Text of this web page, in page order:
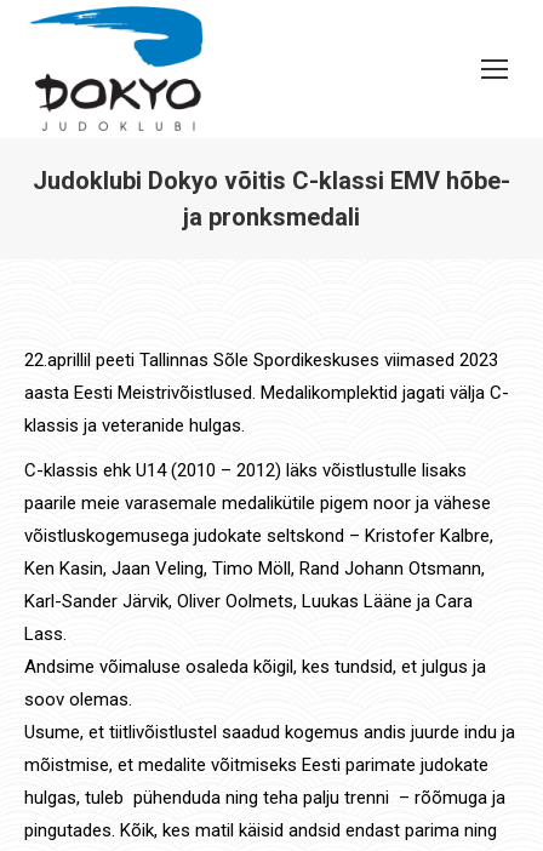
Judoklubi Dokyo võitis C-klassi EMV hõbe-
ja pronksmedali
22.aprillil peeti Tallinnas Sõle Spordikeskuses viimased 2023
aasta Eesti Meistrivõistlused. Medalikomplektid jagati välja C-
klassis ja veteranide hulgas.
C-klassis ehk U14 (2010 – 2012) läks võistlustulle lisaks
paarile meie varasemale medalikütile pigem noor ja vähese
võistluskogemusega judokate seltskond – Kristofer Kalbre,
Ken Kasin, Jaan Veling, Timo Möll, Rand Johann Otsmann,
Karl-Sander Järvik, Oliver Oolmets, Luukas Lääne ja Cara
Lass.
Andsime võimaluse osaleda kõigil, kes tundsid, et julgus ja
soov olemas.
Usume, et tiitlivõistlustel saadud kogemus andis juurde indu ja
mõistmise, et medalite võitmiseks Eesti parimate judokate
hulgas, tuleb pühenduda ning teha palju trenni – rõõmuga ja
pingutades. Kõik, kes matil käisid andsid endast parima ning